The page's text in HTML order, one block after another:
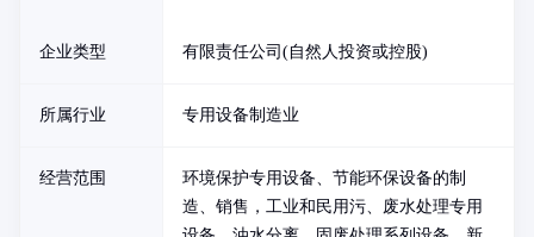
企业类型 有限责任公司(自然人投资或控股)
所属行业 专用设备制造业
经营范围
环境保护专用设备、节能环保设备的制
造、销售，工业和民用污、废水处理专用